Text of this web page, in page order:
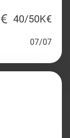
40/50K€
07/07